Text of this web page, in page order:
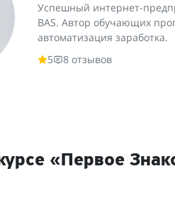
Успешный интернет-
BAS. Автор обучающих
автоматизация заработка.
5
8 отзывов
«Первое